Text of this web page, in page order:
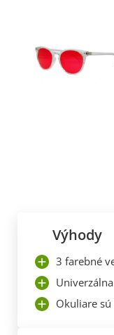
Výhody
3 farebné
Okuliare